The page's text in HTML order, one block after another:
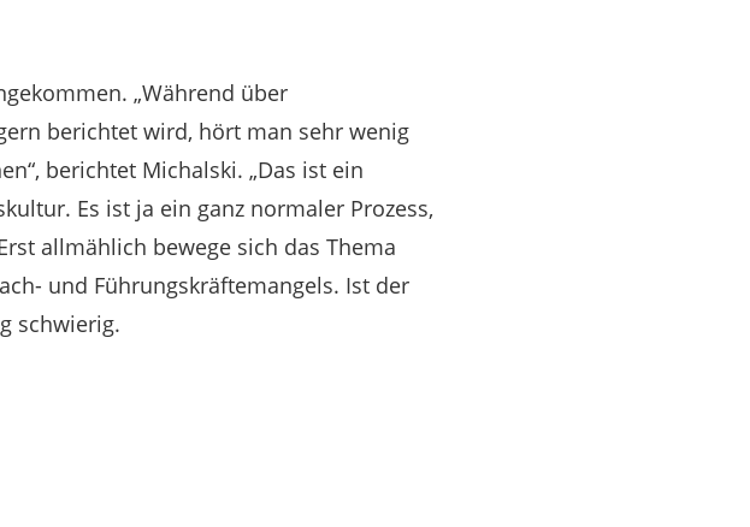
„Während über
berichtet wird, hört man sehr wenig
berichtet Michalski. „Das ist ein
Es ist ja ein ganz normaler Prozess,
allmählich bewege sich das Thema
und Führungskräftemangels. Ist der
schwierig.